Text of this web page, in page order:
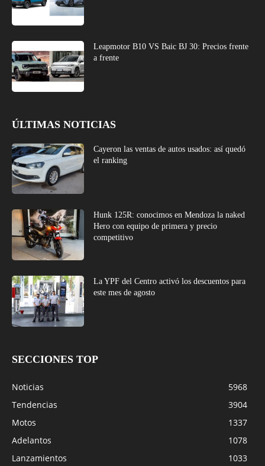
Leapmotor B10 VS Baic BJ 30: Precios frente
a frente
ÚLTIMAS NOTICIAS
Cayeron las ventas de autos usados: así quedó
el ranking
Hunk 125R: conocimos en Mendoza la naked
Hero con equipo de primera y precio
competitivo
La YPF del Centro activó los descuentos para
este mes de agosto
SECCIONES TOP
Noticias
5968
Tendencias
3904
Motos
1337
Adelantos
1078
Lanzamientos
1033